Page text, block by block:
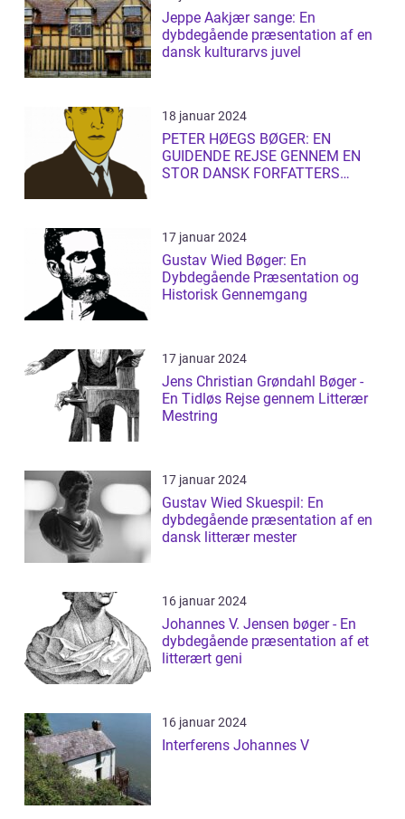
Jeppe Aakjær sange: En
dybdegående præsentation af en
dansk kulturarvs juvel
18 januar 2024
PETER HØEGS BØGER: EN
GUIDENDE REJSE GENNEM EN
STOR DANSK FORFATTERS
17 januar 2024
Gustav Wied Bøger: En
Dybdegående Præsentation og
Historisk Gennemgang
17 januar 2024
Jens Christian Grøndahl Bøger -
En Tidløs Rejse gennem Litterær
Mestring
17 januar 2024
Gustav Wied Skuespil: En
dybdegående præsentation af en
dansk litterær mester
16 januar 2024
Johannes V. Jensen bøger - En
dybdegående præsentation af et
litterært geni
16 januar 2024
Interferens Johannes V